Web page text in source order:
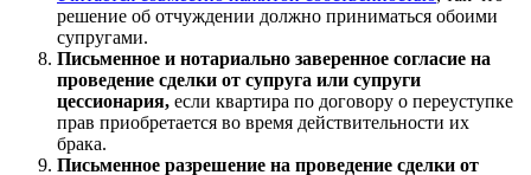
решение об отчуждении должно приниматься обоими
супругами.
Письменное и нотариально заверенное согласие на
проведение сделки от супруга или супруги
цессионария, если квартира по договору о переуступке
прав приобретается во время действительности их
брака.
Письменное разрешение на проведение сделки от